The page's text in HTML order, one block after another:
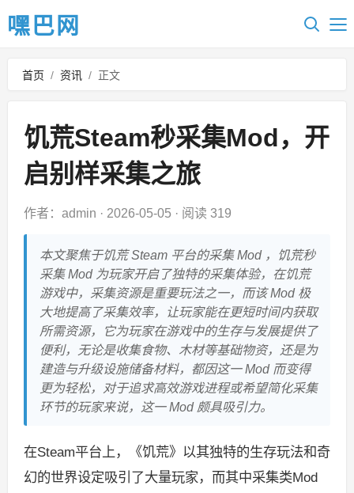
嘿巴网
首页 / 资讯 / 正文
饥荒Steam秒采集Mod，开
启别样采集之旅
作者：admin · 2026-05-05 · 阅读 319
本文聚焦于饥荒 Steam 平台的采集 Mod ，饥荒秒
采集 Mod 为玩家开启了独特的采集体验，在饥荒
游戏中，采集资源是重要玩法之一，而该 Mod 极
大地提高了采集效率，让玩家能在更短时间内获取
所需资源，它为玩家在游戏中的生存与发展提供了
便利，无论是收集食物、木材等基础物资，还是为
建造与升级设施储备材料，都因这一 Mod 而变得
更为轻松，对于追求高效游戏进程或希望简化采集
环节的玩家来说，这一 Mod 颇具吸引力。
在Steam平台上，《饥荒》以其独特的生存玩法和奇
幻的世界设定吸引了大量玩家，而其中采集类Mod